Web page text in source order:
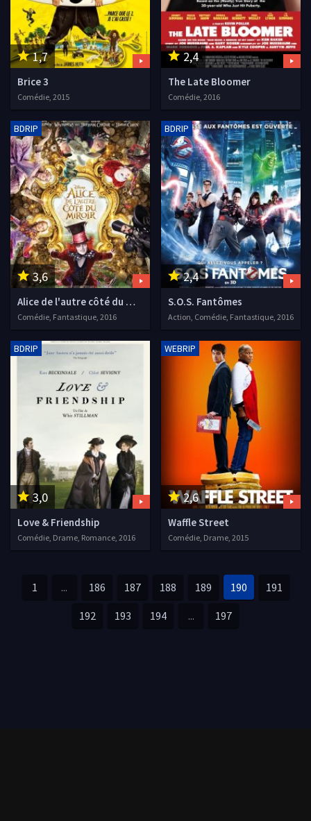
1,7
Brice 3
Comédie, 2015
2,4
The Late Bloomer
Comédie, 2016
3,6
BDRIP
Alice de l'autre côté du miroir
Comédie, Fantastique, 2016
2,4
BDRIP
S.O.S. Fantômes
Action, Comédie, Fantastique, 2016
3,0
BDRIP
Love & Friendship
Comédie, Drame, Romance, 2016
2,6
WEBRIP
Waffle Street
Comédie, Drame, 2015
1 ... 186 187 188 189 190 191
192 193 194 ... 197